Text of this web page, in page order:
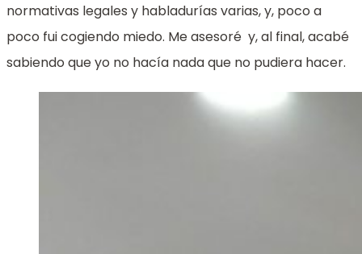
normativas legales y habladurías varias, y, poco a
poco fui cogiendo miedo. Me asesoré y, al final, acabé
sabiendo que yo no hacía nada que no pudiera hacer.